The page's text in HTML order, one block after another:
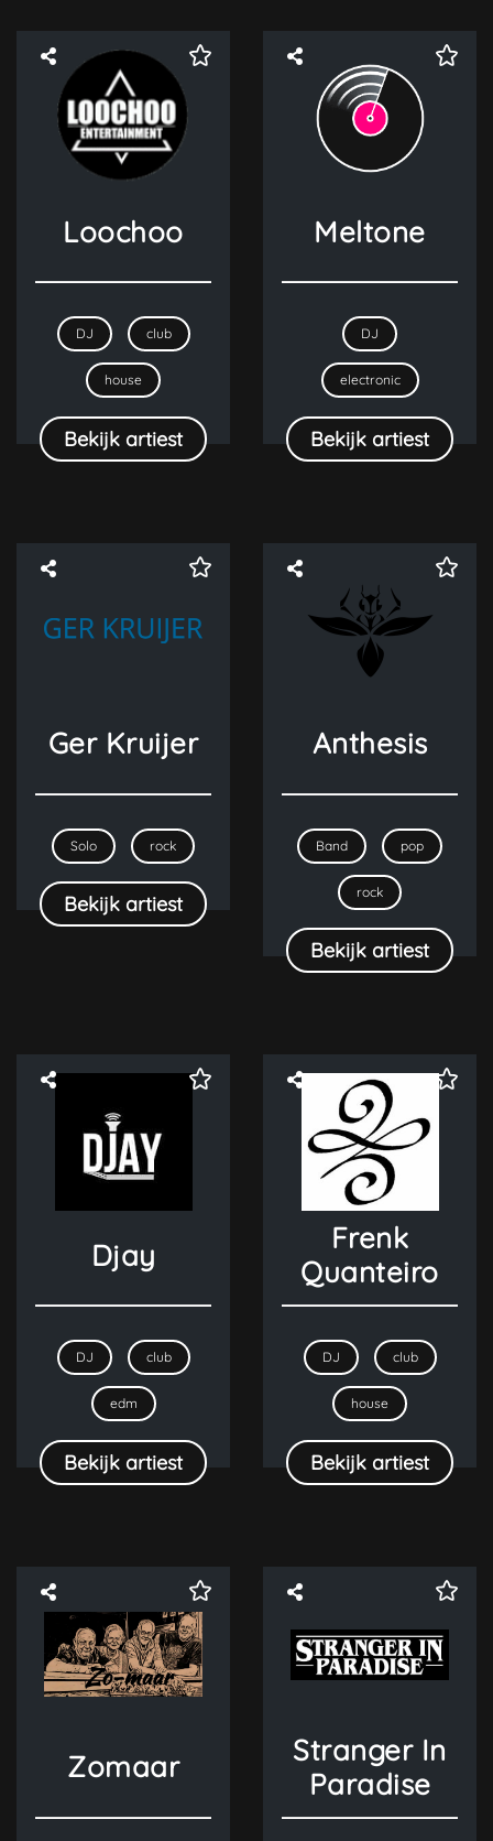
Loochoo
DJ club
house
Bekijk artiest
Meltone
DJ
electronic
Bekijk artiest
Ger Kruijer
Solo rock
Bekijk artiest
Anthesis
Band pop
rock
Bekijk artiest
Djay
DJ club
edm
Bekijk artiest
Frenk
Quanteiro
DJ club
house
Bekijk artiest
Zomaar
Stranger In
Paradise